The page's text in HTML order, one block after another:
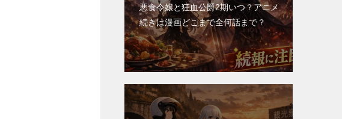
悪食令嬢と狂血公爵2期いつ？アニメ
続きは漫画どこまで全何話まで？